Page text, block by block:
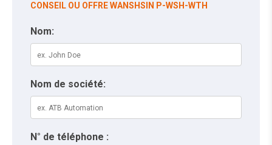
CONSEIL OU OFFRE WANSHSIN P-WSH-WTH
Nom:
Nom de société:
N° de téléphone :